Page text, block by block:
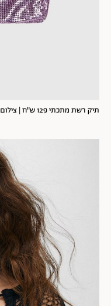
תיק רשת מתכתי 129 ש"ח | צילום יח"צ חו"ל